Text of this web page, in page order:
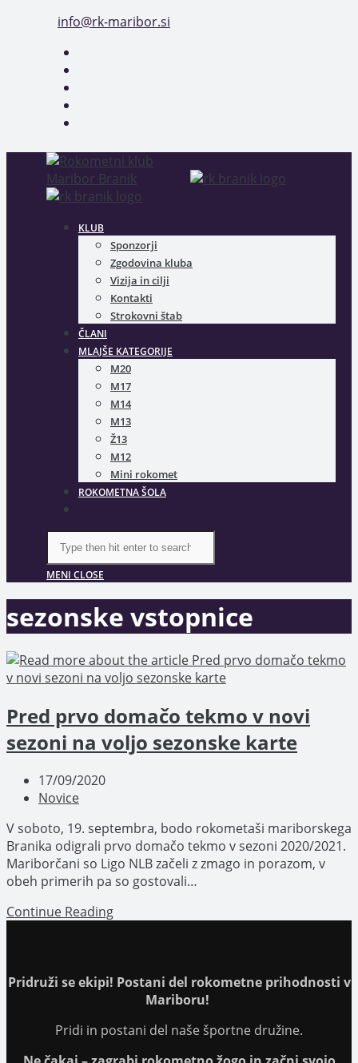
info@rk-maribor.si
KLUB
Sponzorji
Zgodovina kluba
Vizija in cilji
Kontakti
Strokovni štab
ČLANI
MLAJŠE KATEGORIJE
M20
M17
M14
M13
Ž13
M12
Mini rokomet
ROKOMETNA ŠOLA
SEARCH
this
website
MENI CLOSE
sezonske vstopnice
Pred prvo domačo tekmo v novi
sezoni na voljo sezonske karte
Post
published:
17/09/2020
Post
Novice
V soboto, 19. septembra, bodo rokometaši mariborskega
Branika odigrali prvo domačo tekmo v sezoni 2020/2021.
Mariborčani so Ligo NLB začeli z zmago in porazom, v
obeh primerih pa so gostovali…
Continue ReadingPred
v
na
voljo
Pridruži se ekipi! Postani del rokometne prihodnosti v
Mariboru!
Pridi in postani del naše športne družine.